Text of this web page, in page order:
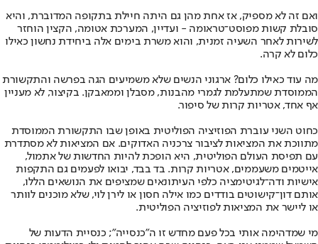
ואם זה לא מספיק, אז אחת מהן גם היתה חיילת בתקופה המדוברת, והיא
סובלת קשות מפוסט־טראומה - ועדיין, המערכת אטומה, הקצין הוחזר
לשירות לאחר השעיה זמנית, והוא משרת בימים אלה ביחידת נחשון כאילו
כלום לא קרה.
מה עוד כאילו כלום? ארגוני הנשים שלא משמיעים הגה בפרשה והתקשורת
הממוסדת שמתעלמת לגמרי מהבנות, מסבלן וממאבקן. בקיצור, לא מעניין
אף אחד, אטריות קרות של סיפור.
כחוט השני עוברת הפוזיציה הפוליטית באופן שבו התקשורת הממוסדת
מתווכת את המציאות לציבור צרכניה האדוקים. אם המציאות לא מסתדרת
עם תפיסת העולם הפוליטית, היא הופכת להיות החדשות של אתמול,
אייטמים משעממים, אטריות קרות. בד בבד, יבואו לפעמים גם התקפות
אישיות ודה־לגיטימציה כלפי העיתונאים שמציפים את הנושאים הללו,
אותם דון־קישוטים בודדים כמו אילה חסון או לירן לוי, שלא מוכנים לוותר
או ליישר את המציאות לפוזיציה הפוליטית.
מי שמדהימה אותי בכל פעם מחדש זו ה"כנסייה"; כנסיית הדעות של